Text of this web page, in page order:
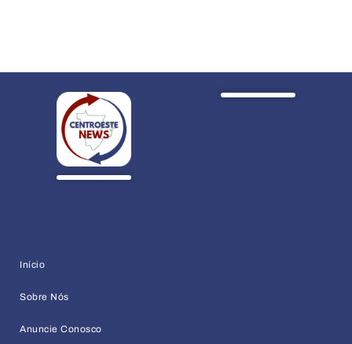
Início
Sobre Nós
Anuncie Conosco